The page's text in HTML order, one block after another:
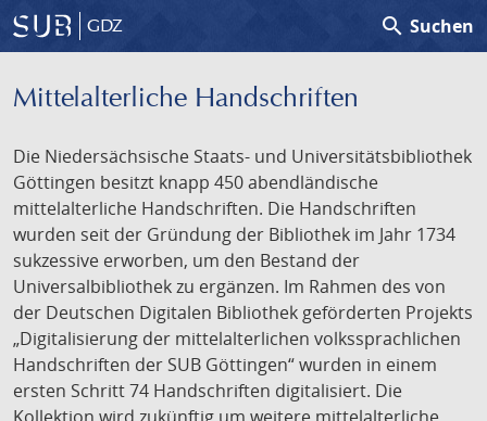
GDZ search Suchen
Mittelalterliche Handschriften
Die Niedersächsische Staats- und Universitätsbibliothek
Göttingen besitzt knapp 450 abendländische
mittelalterliche Handschriften. Die Handschriften
wurden seit der Gründung der Bibliothek im Jahr 1734
sukzessive erworben, um den Bestand der
Universalbibliothek zu ergänzen. Im Rahmen des von
der Deutschen Digitalen Bibliothek geförderten Projekts
„Digitalisierung der mittelalterlichen volkssprachlichen
Handschriften der SUB Göttingen“ wurden in einem
ersten Schritt 74 Handschriften digitalisiert. Die